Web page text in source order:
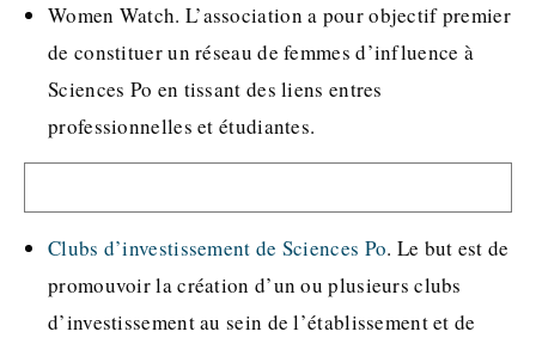
Women Watch. L’association a pour objectif premier
de constituer un réseau de femmes d’influence à
Sciences Po en tissant des liens entres
professionnelles et étudiantes.
Clubs d’investissement de Sciences Po. Le but est de
promouvoir la création d’un ou plusieurs clubs
d’investissement au sein de l’établissement et de